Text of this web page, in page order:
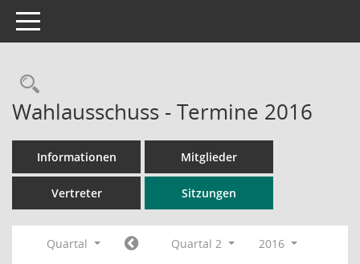
Toggle navigation
Rechercheauswahl
Wahlausschuss - Termine 2016
Informationen Mitglieder
Vertreter Sitzungen
Quartal Quartal 2
2016